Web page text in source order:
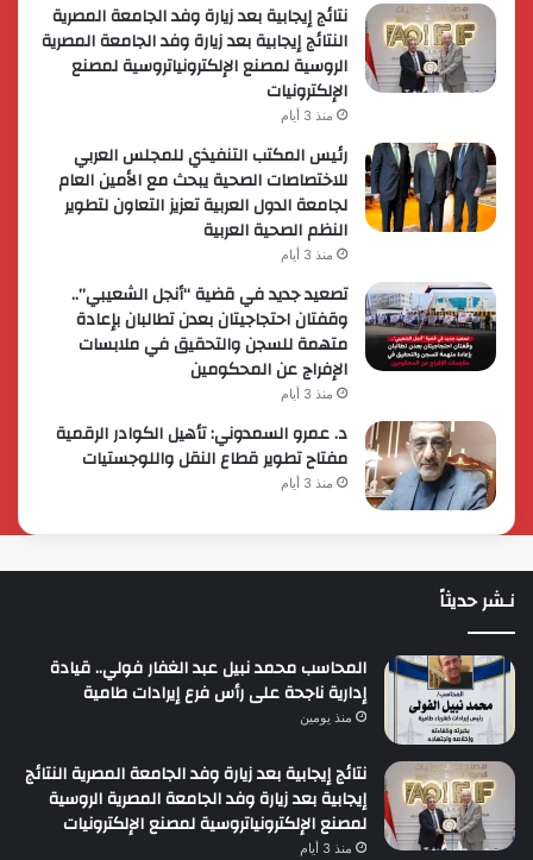
نتائج إيجابية بعد زيارة وفد الجامعة المصرية
النتائج إيجابية بعد زيارة وفد الجامعة المصرية
الروسية لمصنع الإلكترونياتروسية لمصنع
الإلكترونيات
منذ 3 أيام
رئيس المكتب التنفيذي للمجلس العربي
للاختصاصات الصحية يبحث مع الأمين العام
لجامعة الدول العربية تعزيز التعاون لتطوير
النظم الصحية العربية
منذ 3 أيام
تصعيد جديد في قضية “أنجل الشعيبي”..
وقفتان احتجاجيتان بعدن تطالبان بإعادة
متهمة للسجن والتحقيق في ملابسات
الإفراج عن المحكومين
منذ 3 أيام
د. عمرو السمدوني: تأهيل الكوادر الرقمية
مفتاح تطوير قطاع النقل واللوجستيات
منذ 3 أيام
نـشر حديثاً
المحاسب محمد نبيل عبد الغفار فولي.. قيادة
إدارية ناجحة على رأس فرع إيرادات طامية
منذ يومين
نتائج إيجابية بعد زيارة وفد الجامعة المصرية النتائج
إيجابية بعد زيارة وفد الجامعة المصرية الروسية
لمصنع الإلكترونياتروسية لمصنع الإلكترونيات
منذ 3 أيام